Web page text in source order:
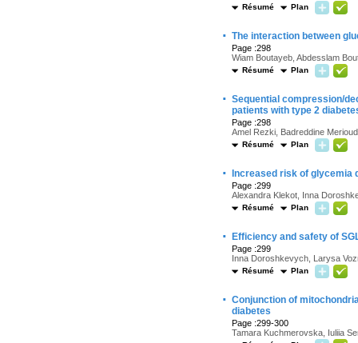
Résumé Plan
· The interaction between
Page :298
Wiam Boutayeb, Abdesslam
Résumé Plan
· Sequential compression/
patients with type 2
Page :298
Amel Rezki, Badreddine
Résumé Plan
· Increased risk of
Page :299
Alexandra Klekot, Inna
Résumé Plan
· Efficiency and safety of
Page :299
Inna Doroshkevych, Larysa
Résumé Plan
· Conjunction of
diabetes
Page :299-300
Tamara Kuchmerovska, Iuliia